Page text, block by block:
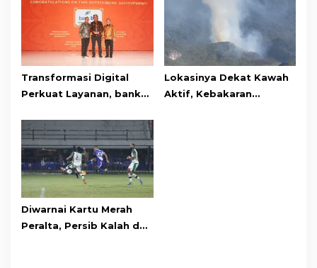
Transformasi Digital
Perkuat Layanan, bank
Awards pada PRIMA
Awards 2026
Lokasinya Dekat Kawah
Aktif, Kebakaran
Diwarnai Kartu Merah
Peralta, Persib Kalah dari